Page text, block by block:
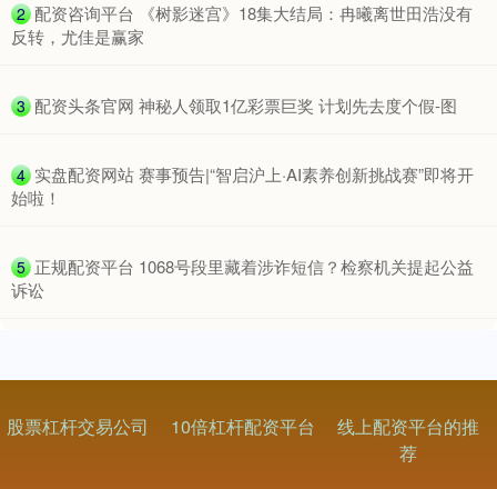
2 ​配资咨询平台 《树影迷宫》18集大结局：冉曦离世田浩没有
反转，尤佳是赢家
3 ​配资头条官网 神秘人领取1亿彩票巨奖 计划先去度个假-图
4 ​实盘配资网站 赛事预告|“智启沪上·AI素养创新挑战赛”即将开
始啦！
5 ​正规配资平台 1068号段里藏着涉诈短信？检察机关提起公益
诉讼
股票杠杆交易公司 10倍杠杆配资平台
线上配资平台的推
荐